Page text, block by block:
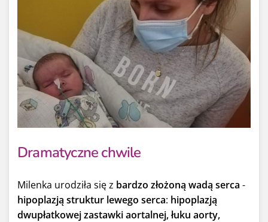
Dramatyczne chwile
Milenka urodziła się z bardzo złożoną wadą serca -
hipoplazją struktur lewego serca: hipoplazją
dwupłatkowej zastawki aortalnej, łuku aorty,